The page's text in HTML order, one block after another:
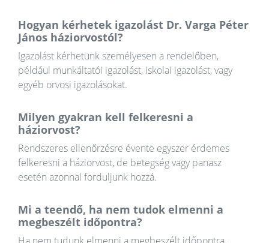
Hogyan kérhetek igazolást Dr. Varga Péter
János háziorvostól?
Igazolást kérhetünk személyesen a rendelőben,
például munkáltatói igazolást, iskolai igazolást, vagy
egyéb orvosi igazolásokat.
Milyen gyakran kell felkeresni a
háziorvost?
Rendszeres ellenőrzésre évente egyszer érdemes
felkeresni a háziorvost, de betegség vagy panasz
esetén azonnal forduljunk hozzá.
Mi a teendő, ha nem tudok elmenni a
megbeszélt időpontra?